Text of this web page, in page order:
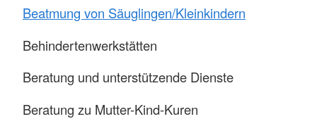
Beatmung von Säuglingen/Kleinkindern
Behindertenwerkstätten
Beratung und unterstützende Dienste
Beratung zu Mutter-Kind-Kuren